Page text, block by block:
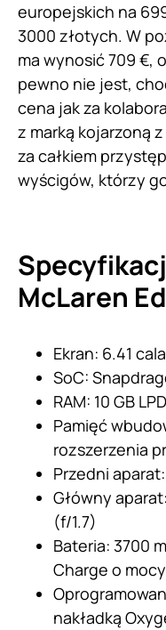
europejskich na
3000 złotych. W
ma wynosić 709 €,
pewno nie jest,
cena jak za
z marką kojarzoną
za całkiem
wyścigów, którzy
McLaren
Ekran: 6.41
SoC:
RAM: 10 GB
Pamięć
rozszerzenia
Przedni
Główny
(f/1.7)
Bateria: 3700
Charge o
nakładką